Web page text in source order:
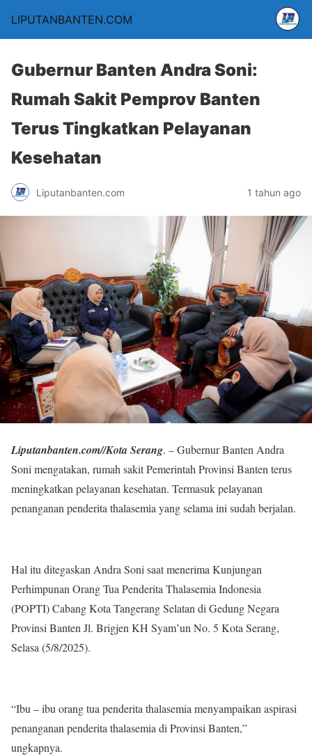
LIPUTANBANTEN.COM
Gubernur Banten Andra Soni:
Rumah Sakit Pemprov Banten
Terus Tingkatkan Pelayanan
Kesehatan
Liputanbanten.com 1 tahun ago
Liputanbanten.com//Kota Serang. – Gubernur Banten Andra
Soni mengatakan, rumah sakit Pemerintah Provinsi Banten terus
meningkatkan pelayanan kesehatan. Termasuk pelayanan
penanganan penderita thalasemia yang selama ini sudah berjalan.
Hal itu ditegaskan Andra Soni saat menerima Kunjungan
Perhimpunan Orang Tua Penderita Thalasemia Indonesia
(POPTI) Cabang Kota Tangerang Selatan di Gedung Negara
Provinsi Banten Jl. Brigjen KH Syam’un No. 5 Kota Serang,
Selasa (5/8/2025).
“Ibu – ibu orang tua penderita thalasemia menyampaikan aspirasi
penanganan penderita thalasemia di Provinsi Banten,”
ungkapnya.